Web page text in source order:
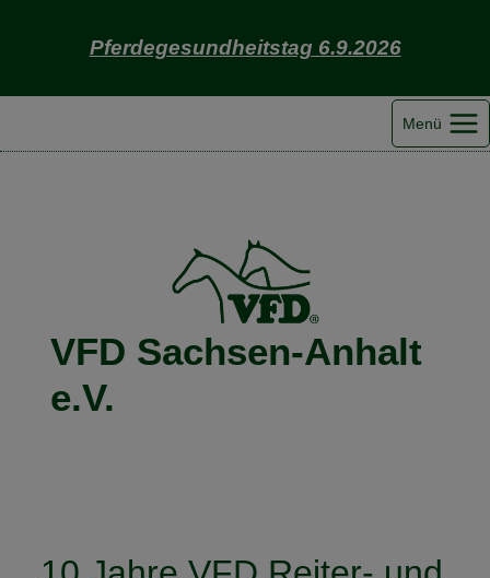
Pferdegesundheitstag 6.9.2026
Menü
VFD Sachsen-Anhalt
e.V.